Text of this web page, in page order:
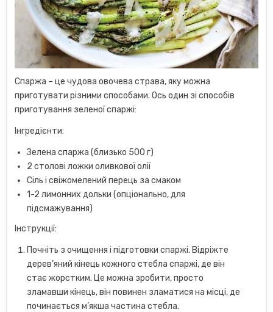
Спаржа – це чудова овочева страва, яку можна
приготувати різними способами. Ось один зі способів
приготування зеленої спаржі:
Інгредієнти:
Зелена спаржа (близько 500 г)
2 столові ложки оливкової олії
Сіль і свіжомелений перець за смаком
1-2 лимонних дольки (опціонально, для
підсмажування)
Інструкції:
Почніть з очищення і підготовки спаржі. Відріжте
дерев’яний кінець кожного стебла спаржі, де він
стає жорстким. Це можна зробити, просто
зламавши кінець, він повинен зламатися на місці, де
починається м’якша частина стебла.